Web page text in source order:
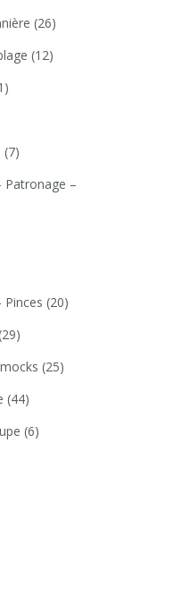
(26)
(12)
(7)
Patronage –
Pinces (20)
(25)
(44)
(6)